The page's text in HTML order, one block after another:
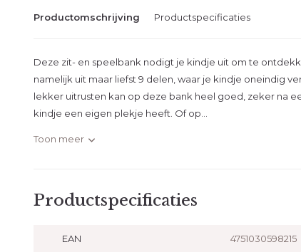
Productomschrijving Productspecificaties
Deze zit- en speelbank nodigt je kindje uit om te
namelijk uit maar liefst 9 delen, waar je kindje oneindig
lekker uitrusten kan op deze bank heel goed, zeker na
kindje een eigen plekje heeft. Of op...
Toon meer
Productspecificaties
EAN 4751030598215